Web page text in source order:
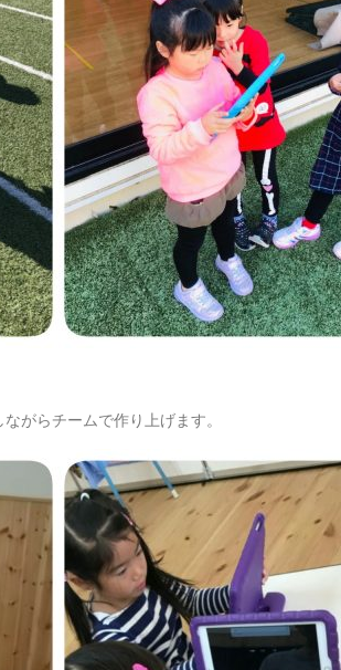
がらチームで作り上げます。